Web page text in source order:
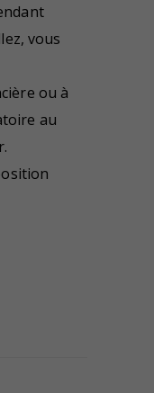
vous
ou à
au